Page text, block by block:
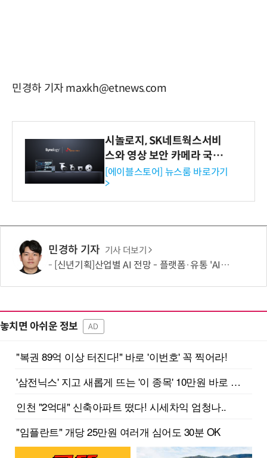
민경하 기자 maxkh@etnews.com
시놀로지, SK네트웍스서비
스와 영상 보안 카메라 국내
독점 판매 파트너십 체결
[에이블스토어] 뉴스룸 바로가기
>
민경하 기자 기사 더보기
[신년기획]산업별 AI 전망 - 플랫폼·유통 'AI 에이전트 시대' 개막
놓치면 아쉬운 정보 AD